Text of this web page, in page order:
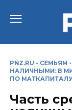
PNZ.RU - СЕМЬЯМ -
НАЛИЧНЫМИ: В
ПО
Часть